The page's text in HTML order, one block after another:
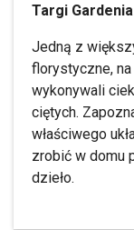
Targi
Jedną z
florystyczne,
wykonywali
ciętych.
właściwego
zrobić w domu
dzieło.